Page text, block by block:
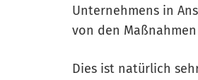
Unternehmens in
von den
Dies ist natürlich